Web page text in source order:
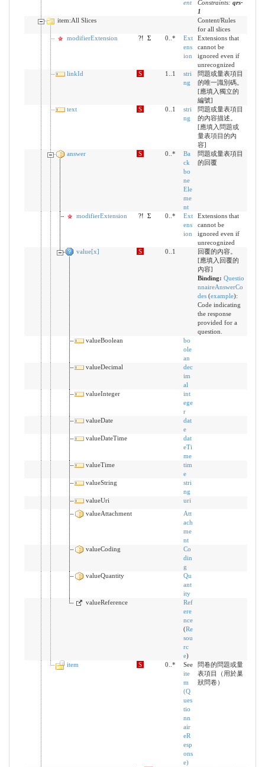
ent Constraints: qrs-
1
item:All Slices
Content/Rules
for all slices
modifierExtension
?! Σ 0..*
Ext
ens
ion
Extensions that
cannot be
ignored even if
unrecognized
linkId
S 1..1
stri
ng
問題或量表項目
的唯一識別碼。
[應填入獨立的
編號]
text
S 0..1
stri
ng
問題或量表項目
的內容描述。
[應填入問題或
量表項目的內
容]
answer
S 0..*
Ba
ck
bo
ne
Ele
me
nt
問題或量表項目
的回覆
modifierExtension ?! Σ 0..*
Ext
ens
ion
Extensions that
cannot be
ignored even if
unrecognized
value[x]
S 0..1
回覆的內容。
[應填入回覆的
內容]
Binding: Questio
nnaireAnswerCo
des(example):
Code indicating
the response
provided for a
question.
valueBoolean
bo
ole
an
valueDecimal
dec
im
al
valueInteger
int
ege
r
valueDate
dat
e
valueDateTime
dat
eTi
me
valueTime
tim
e
valueString
stri
ng
valueUri
uri
valueAttachment
Att
ach
me
nt
valueCoding
Co
din
g
valueQuantity
Qu
ant
ity
valueReference
Ref
ere
nce
(Re
sou
rc
e)
item
S 0..*
See
ite
m
(Q
ues
tio
nn
air
eR
esp
ons
e)
問卷的問題或量
表項目（用於巢
狀問卷）